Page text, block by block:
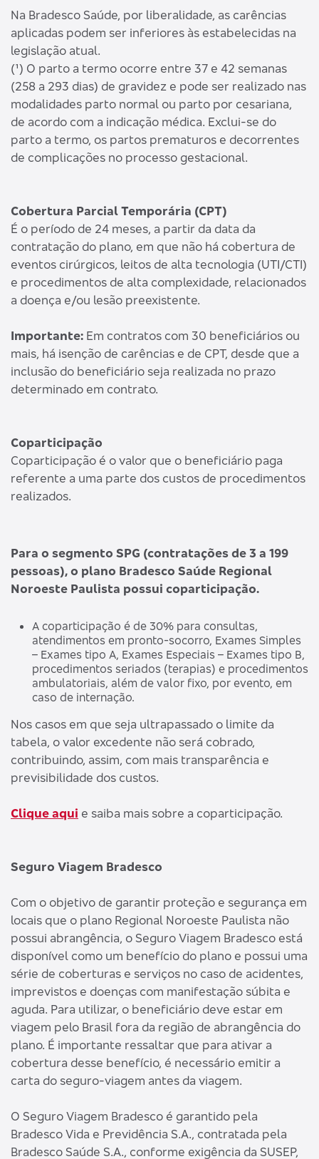
Na Bradesco Saúde, por liberalidade, as carências
aplicadas podem ser inferiores às estabelecidas na
legislação atual.
(¹) O parto a termo ocorre entre 37 e 42 semanas
(258 a 293 dias) de gravidez e pode ser realizado nas
modalidades parto normal ou parto por cesariana,
de acordo com a indicação médica. Exclui-se do
parto a termo, os partos prematuros e decorrentes
de complicações no processo gestacional.
Cobertura Parcial Temporária (CPT)
É o período de 24 meses, a partir da data da
contratação do plano, em que não há cobertura de
eventos cirúrgicos, leitos de alta tecnologia (UTI/CTI)
e procedimentos de alta complexidade, relacionados
a doença e/ou lesão preexistente.
Importante: Em contratos com 30 beneficiários ou
mais, há isenção de carências e de CPT, desde que a
inclusão do beneficiário seja realizada no prazo
determinado em contrato.
Coparticipação
Coparticipação é o valor que o beneficiário paga
referente a uma parte dos custos de procedimentos
realizados.
Para o segmento SPG (contratações de 3 a 199
pessoas), o plano Bradesco Saúde Regional
Noroeste Paulista possui coparticipação.
A coparticipação é de 30% para consultas,
atendimentos em pronto-socorro, Exames Simples
– Exames tipo A, Exames Especiais – Exames tipo B,
procedimentos seriados (terapias) e procedimentos
ambulatoriais, além de valor fixo, por evento, em
caso de internação.
Nos casos em que seja ultrapassado o limite da
tabela, o valor excedente não será cobrado,
contribuindo, assim, com mais transparência e
previsibilidade dos custos.
Clique aqui e saiba mais sobre a coparticipação.
Seguro Viagem Bradesco
Com o objetivo de garantir proteção e segurança em
locais que o plano Regional Noroeste Paulista não
possui abrangência, o Seguro Viagem Bradesco está
disponível como um benefício do plano e possui uma
série de coberturas e serviços no caso de acidentes,
imprevistos e doenças com manifestação súbita e
aguda. Para utilizar, o beneficiário deve estar em
viagem pelo Brasil fora da região de abrangência do
plano. É importante ressaltar que para ativar a
cobertura desse benefício, é necessário emitir a
carta do seguro-viagem antes da viagem.
O Seguro Viagem Bradesco é garantido pela
Bradesco Vida e Previdência S.A., contratada pela
Bradesco Saúde S.A., conforme exigência da SUSEP,